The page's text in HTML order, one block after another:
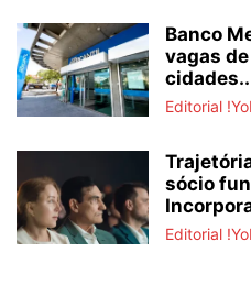
Banco
vagas
Editorial
sócio
Editorial